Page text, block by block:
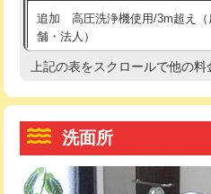
モルタル補修（厚さ10㎝まで）
モルタル補修（厚さ10㎝超え）
洗面台設置
追加人工
廃棄・処分
給水管工事※（バンド止め)
給水管工事※（支持金具設置)
給水管工事※（保温材使用（バ
め込み）)
給水管工事※（土の掘削・埋め
業)
追加 高圧洗浄機使用/3m超え（
舗・法人）
高度高圧洗浄換
トーラー機使用/3mまで
追加トーラー機使用/3m超え
上記の表をスクロールで他の料
洗面所